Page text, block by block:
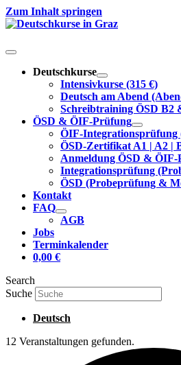
Zum Inhalt springen
Deutschkurse
Intensivkurse (315 €)
Deutsch am Abend
Schreibtraining ÖSD B2
ÖSD & ÖIF-Prüfung
ÖIF-Integrationsprüfung
ÖSD-Zertifikat A1 | A2 |
Anmeldung ÖSD & ÖIF-
Integrationsprüfung
ÖSD (Probeprüfung &
Kontakt
FAQ
AGB
Jobs
Terminkalender
0,00 €
Search
Suche
Deutsch
12 Veranstaltungen gefunden.